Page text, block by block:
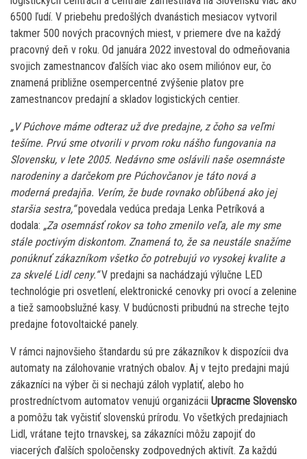
6500 ľudí. V priebehu predošlých dvanástich mesiacov vytvoril
takmer 500 nových pracovných miest, v priemere dve na každý
pracovný deň v roku. Od januára 2022 investoval do odmeňovania
svojich zamestnancov ďalších viac ako osem miliónov eur, čo
znamená približne osempercentné zvýšenie platov pre
zamestnancov predajní a skladov logistických centier.
„V Púchove máme odteraz už dve predajne, z čoho sa veľmi
tešíme. Prvú sme otvorili v prvom roku nášho fungovania na
Slovensku, v lete 2005. Nedávno sme oslávili naše osemnáste
narodeniny a darčekom pre Púchovčanov je táto nová a
moderná predajňa. Verím, že bude rovnako obľúbená ako jej
staršia sestra,“povedala vedúca predaja Lenka Petríková a
dodala: „Za osemnásť rokov sa toho zmenilo veľa, ale my sme
stále poctivým diskontom. Znamená to, že sa neustále snažíme
ponúknuť zákazníkom všetko čo potrebujú vo vysokej kvalite a
za skvelé Lidl ceny.“V predajni sa nachádzajú výlučne LED
technológie pri osvetlení, elektronické cenovky pri ovocí a zelenine
a tiež samoobslužné kasy. V budúcnosti pribudnú na streche tejto
predajne fotovoltaické panely.
V rámci najnovšieho štandardu sú pre zákazníkov k dispozícii dva
automaty na zálohovanie vratných obalov. Aj v tejto predajni majú
zákazníci na výber či si nechajú záloh vyplatiť, alebo ho
prostredníctvom automatov venujú organizácii Upracme Slovensko
a pomôžu tak vyčistiť slovenskú prírodu. Vo všetkých predajniach
Lidl, vrátane tejto trnavskej, sa zákazníci môžu zapojiť do
viacerých ďalších spoločensky zodpovedných aktivít. Za každú